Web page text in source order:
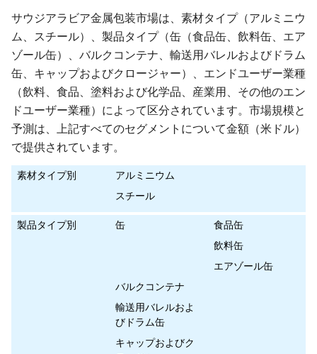
サウジアラビア金属包装市場は、素材タイプ（アルミニウ
ム、スチール）、製品タイプ（缶（食品缶、飲料缶、エア
ゾール缶）、バルクコンテナ、輸送用バレルおよびドラム
缶、キャップおよびクロージャー）、エンドユーザー業種
（飲料、食品、塗料および化学品、産業用、その他のエン
ドユーザー業種）によって区分されています。市場規模と
予測は、上記すべてのセグメントについて金額（米ドル）
で提供されています。
素材タイプ別
アルミニウム
スチール
製品タイプ別 缶
食品缶
飲料缶
エアゾール缶
バルクコンテナ
輸送用バレルおよ
びドラム缶
キャップおよびク